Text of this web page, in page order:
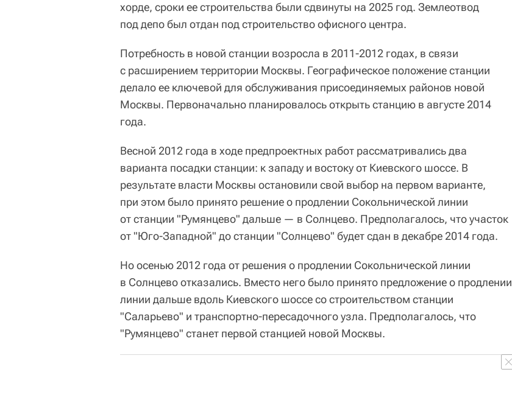
хорде, сроки ее строительства были сдвинуты на 2025 год. Землеотвод
под депо был отдан под строительство офисного центра.
Потребность в новой станции возросла в 2011-2012 годах, в связи
с расширением территории Москвы. Географическое положение станции
делало ее ключевой для обслуживания присоединяемых районов новой
Москвы. Первоначально планировалось открыть станцию в августе 2014
года.
Весной 2012 года в ходе предпроектных работ рассматривались два
варианта посадки станции: к западу и востоку от Киевского шоссе. В
результате власти Москвы остановили свой выбор на первом варианте,
при этом было принято решение о продлении Сокольнической линии
от станции "Румянцево" дальше — в Солнцево. Предполагалось, что участок
от "Юго-Западной" до станции "Солнцево" будет сдан в декабре 2014 года.
Но осенью 2012 года от решения о продлении Сокольнической линии
в Солнцево отказались. Вместо него было принято предложение о продлении
линии дальше вдоль Киевского шоссе со строительством станции
"Саларьево" и транспортно-пересадочного узла. Предполагалось, что
"Румянцево" станет первой станцией новой Москвы.